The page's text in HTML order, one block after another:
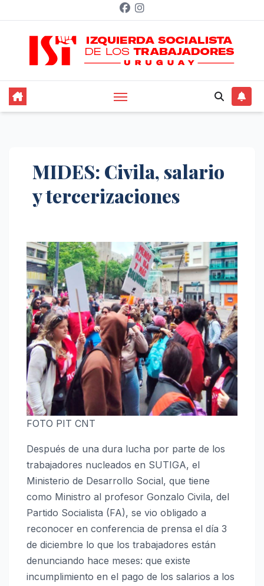
contenido
MIDES: Civila, salario
y tercerizaciones
FOTO PIT CNT
Después de una dura lucha por parte de los
trabajadores nucleados en SUTIGA, el
Ministerio de Desarrollo Social, que tiene
como Ministro al profesor Gonzalo Civila, del
Partido Socialista (FA), se vio obligado a
reconocer en conferencia de prensa el día 3
de diciembre lo que los trabajadores están
denunciando hace meses: que existe
incumplimiento en el pago de los salarios a los